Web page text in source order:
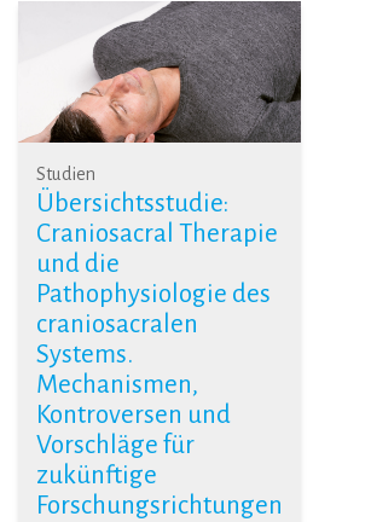
Studien
Übersichtsstudie:
Craniosacral Therapie
und die
Pathophysiologie des
craniosacralen
Systems.
Mechanismen,
Kontroversen und
Vorschläge für
zukünftige
Forschungsrichtungen